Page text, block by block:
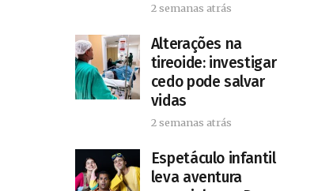
2 semanas atrás
Alterações na
tireoide: investigar
cedo pode salvar
vidas
2 semanas atrás
​Espetáculo infantil
leva aventura